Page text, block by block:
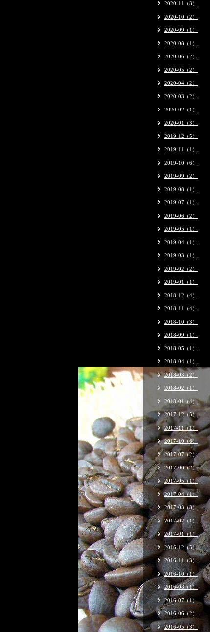
2020-11（3）
2020-10（2）
2020-09（1）
2020-08（1）
2020-06（2）
2020-05（2）
2020-04（2）
2020-03（2）
2020-02（1）
2020-01（3）
2019-12（5）
2019-11（1）
2019-10（6）
2019-09（2）
2019-08（1）
2019-07（1）
2019-06（2）
2019-05（1）
2019-04（1）
2019-03（1）
2019-02（2）
2019-01（1）
2018-12（4）
2018-11（4）
2018-10（3）
2018-09（1）
2018-05（1）
2018-04（1）
2018-03（2）
2018-02（1）
2018-01（4）
2017-12（5）
2017-11（1）
2017-10（6）
2017-07（2）
2017-06（2）
2017-05（1）
2017-04（1）
2017-03（3）
2017-02（1）
2017-01（1）
2016-12（5）
2016-11（3）
2016-10（1）
2016-08（1）
2016-07（1）
2016-06（2）
2016-05（3）